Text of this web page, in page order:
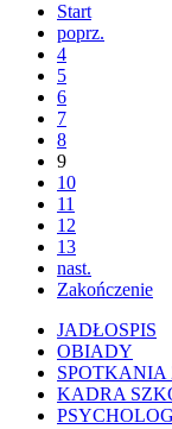
Start
poprz.
4
5
6
7
8
9
10
11
12
13
nast.
Zakończenie
JADŁOSPIS
OBIADY
KADRA